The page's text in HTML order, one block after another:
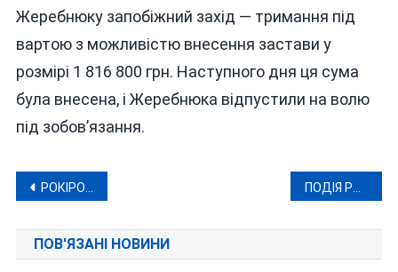
Жеребнюку запобіжний захід — тримання під
вартою з можливістю внесення застави у
розмірі 1 816 800 грн. Наступного дня ця сума
була внесена, і Жеребнюка відпустили на волю
під зобов’язання.
Навігація
записів
РОКІРОВКА МОРГУНОВА: ЧИ СПРАВДІ ДВОХ ЗАСТУПНИКІВ МЕРА ВІННИЦІ ЗВІЛЬНИЛИ ЧЕРЕЗ ФЕЙКОВУ ІНВАЛІДНІСТЬ? ПОДІЯ РОКУ ДЛЯ ДІТЕЙ У ВІННИЦІ! У НЕДІЛЮ НЕ ПРОПУСТІТЬ ШОУ «ФОРТНАЙТ ТА МАЙНКРАФТ. ОБ’ЄДНАННЯ СВІТІВ»
ПОВ'ЯЗАНІ НОВИНИ